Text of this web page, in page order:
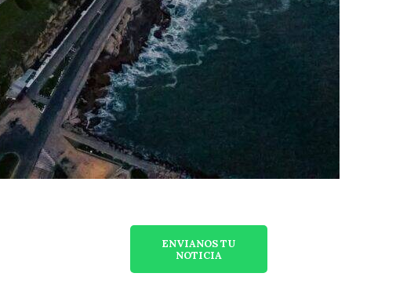
ENVIANOS TU
NOTICIA